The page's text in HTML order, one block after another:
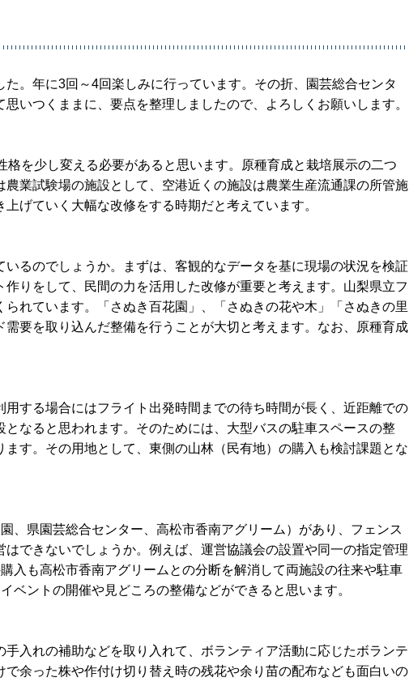
。年に3回～4回楽しみに行っています。その折、園芸総合センタ
いつくままに、要点を整理しましたので、よろしくお願いします。
を少し変える必要があると思います。原種育成と栽培展示の二つ
業試験場の施設として、空港近くの施設は農業生産流通課の所管施
げていく大幅な改修をする時期だと考えています。
るのでしょうか。まずは、客観的なデータを基に現場の状況を検証
りをして、民間の力を活用した改修が重要と考えます。山梨県立フ
れています。「さぬき百花園」、「さぬきの花や木」「さぬきの里
要を取り込んだ整備を行うことが大切と考えます。なお、原種育成
する場合にはフライト出発時間までの待ち時間が長く、近距離での
なると思われます。そのためには、大型バスの駐車スペースの整
す。その用地として、東側の山林（民有地）の購入も検討課題とな
、県園芸総合センター、高松市香南アグリーム）があり、フェンス
できないでしょうか。例えば、運営協議会の設置や同一の指定管理
入も高松市香南アグリームとの分断を解消して両施設の往来や駐車
ベントの開催や見どころの整備などができると思います。
入れの補助などを取り入れて、ボランティア活動に応じたボランテ
余った株や作付け切り替え時の残花や余り苗の配布なども面白いの